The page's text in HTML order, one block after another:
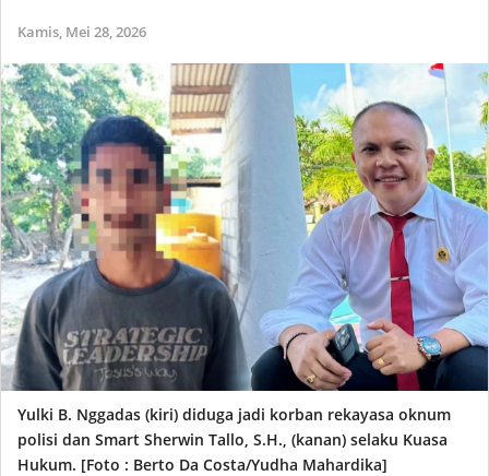
Kamis, Mei 28, 2026
Yulki B. Nggadas (kiri) diduga jadi korban rekayasa oknum
polisi dan Smart Sherwin Tallo, S.H., (kanan) selaku Kuasa
Hukum. [Foto : Berto Da Costa/Yudha Mahardika]